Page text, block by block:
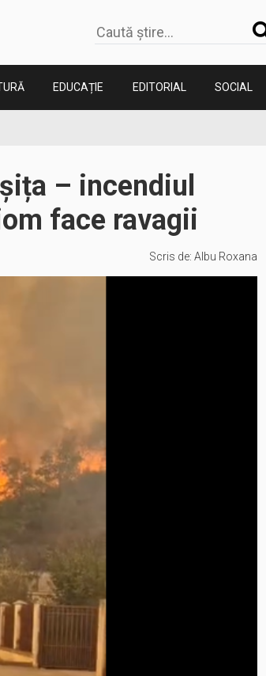
EDUCAȚIE EDITORIAL SOCIAL
– incendiul
face ravagii
Scris de: Albu Roxana